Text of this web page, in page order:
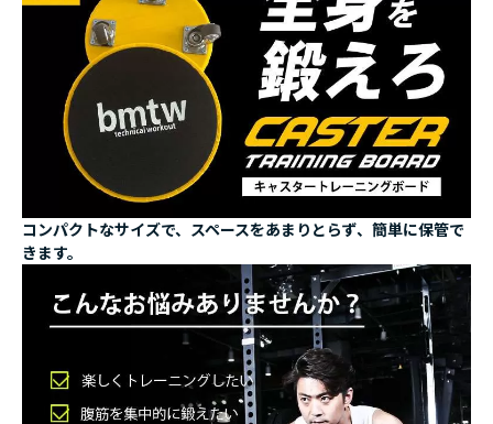
コンパクトなサイズで、スペースをあまりとらず、簡単に保管で
きます。